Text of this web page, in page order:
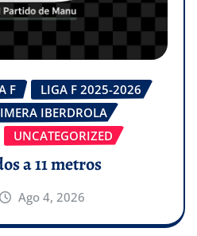
F
LIGA F 2025-2026
IBERDROLA
UNCATEGORIZED
a 11 metros
Ago 4, 2026